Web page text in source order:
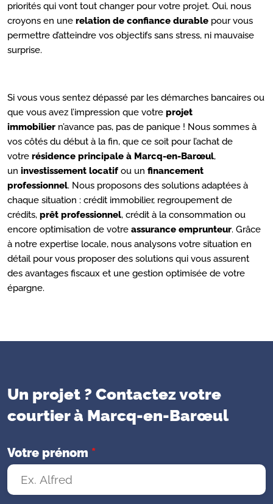
priorités qui vont tout changer pour votre projet. Oui, nous
croyons en une relation de confiance durable pour vous
permettre d’atteindre vos objectifs sans stress, ni mauvaise
surprise.
Si vous vous sentez dépassé par les démarches bancaires ou
que vous avez l’impression que votre projet
immobilier n’avance pas, pas de panique ! Nous sommes à
vos côtés du début à la fin, que ce soit pour l’achat de
votre résidence principale à Marcq-en-Barœul,
un investissement locatif ou un financement
professionnel. Nous proposons des solutions adaptées à
chaque situation : crédit immobilier, regroupement de
crédits, prêt professionnel, crédit à la consommation ou
encore optimisation de votre assurance emprunteur. Grâce
à notre expertise locale, nous analysons votre situation en
détail pour vous proposer des solutions qui vous assurent
des avantages fiscaux et une gestion optimisée de votre
épargne.
Un projet ? Contactez votre
courtier à Marcq-en-Barœul
Votre prénom *